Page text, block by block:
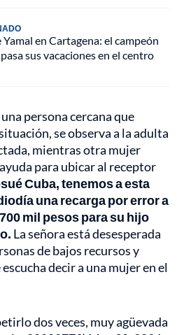
Yamal en Cartagena: el campeón
sus vacaciones en el centro
persona cercana que
se observa a la adulta
mientras otra mujer
para ubicar al receptor
Cuba, tenemos a esta
una recarga por error a
mil pesos para su hijo
La señora está desesperada
de bajos recursos y
decir a una mujer en el
dos veces, muy agüevada